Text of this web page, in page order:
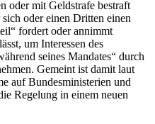
oder mit Geldstrafe bestraft
oder einen Dritten einen
fordert oder annimmt
um Interessen des
seines Mandates“ durch
Gemeint ist damit laut
auf Bundesministerien und
Regelung in einem neuen